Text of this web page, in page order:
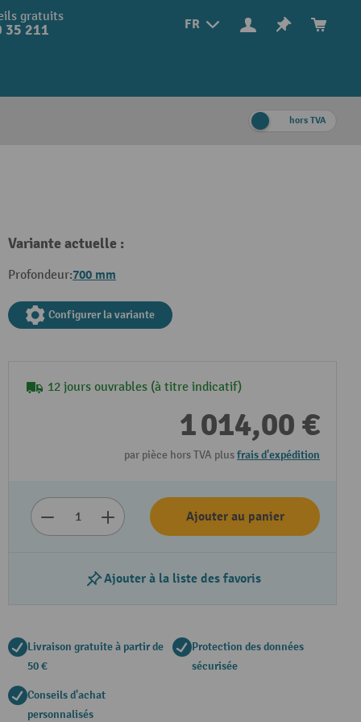
FR
gratuits
35 211
hors TVA
Variante actuelle :
Profondeur:700 mm
Configurer la variante
12 jours ouvrables (à titre indicatif)
1 014,00 €
par pièce hors TVA plusfrais d'expédition
Ajouter au panier
Ajouter à la liste des favoris
Livraison gratuite à partir de
50 €
Protection des données
sécurisée
Conseils d'achat
personnalisés